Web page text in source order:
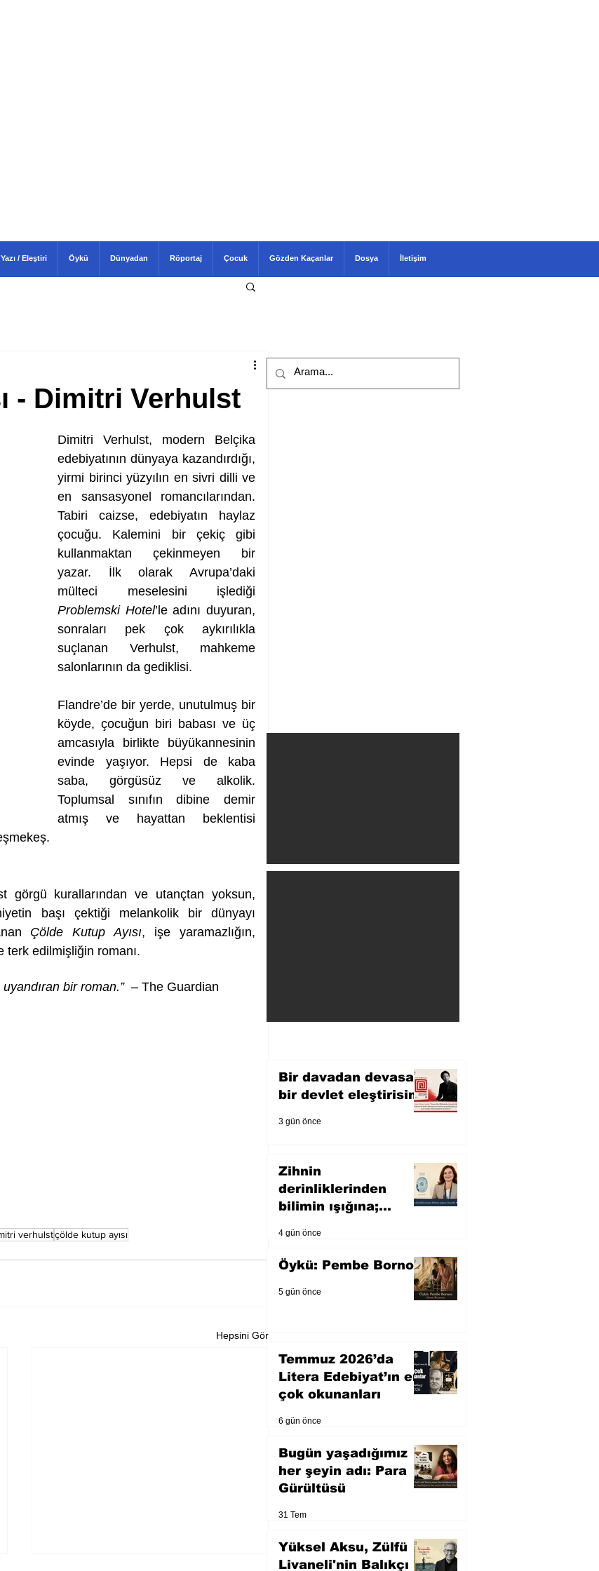
- Dimitri Verhulst
Dimitri Verhulst, modern Belçika
edebiyatının dünyaya kazandırdığı,
yirmi birinci yüzyılın en sivri dilli ve
en sansasyonel romancılarından.
Tabiri caizse, edebiyatın haylaz
çocuğu. Kalemini bir çekiç gibi
kullanmaktan çekinmeyen bir
yazar. İlk olarak Avrupa’daki
Problemski Hotel’le adını duyuran,
sonraları pek çok aykırılıkla
suçlanan Verhulst, mahkeme
salonlarının da gediklisi.
Flandre’de bir yerde, unutulmuş bir
köyde, çocuğun biri babası ve üç
amcasıyla birlikte büyükannesinin
evinde yaşıyor. Hepsi de kaba
saba, görgüsüz ve alkolik.
Toplumsal sınıfın dibine demir
atmış ve hayattan beklentisi
görgü kurallarından ve utançtan yoksun,
başı çektiği melankolik bir dünyayı
Çölde Kutup Ayısı, işe yaramazlığın,
edilmişliğin romanı.
bir roman.” – The Guardian
verhulstçölde kutup ayısı
Hepsini Gör
Bir davadan devasa
bir devlet eleştirisine
3 gün önce
Zihnin
derinliklerinden
bilimin ışığına;
4 gün önce
Öykü: Pembe Bornoz
5 gün önce
Temmuz 2026’da
Litera Edebiyat’ın en
çok okunanları
6 gün önce
Bugün yaşadığımız
her şeyin adı: Para
Gürültüsü
31 Tem
Yüksel Aksu, Zülfü
Livaneli'nin Balıkçı
Yazı / Eleştiri Öykü Dünyadan Röportaj Çocuk Gözden Kaçanlar Dosya İletişim